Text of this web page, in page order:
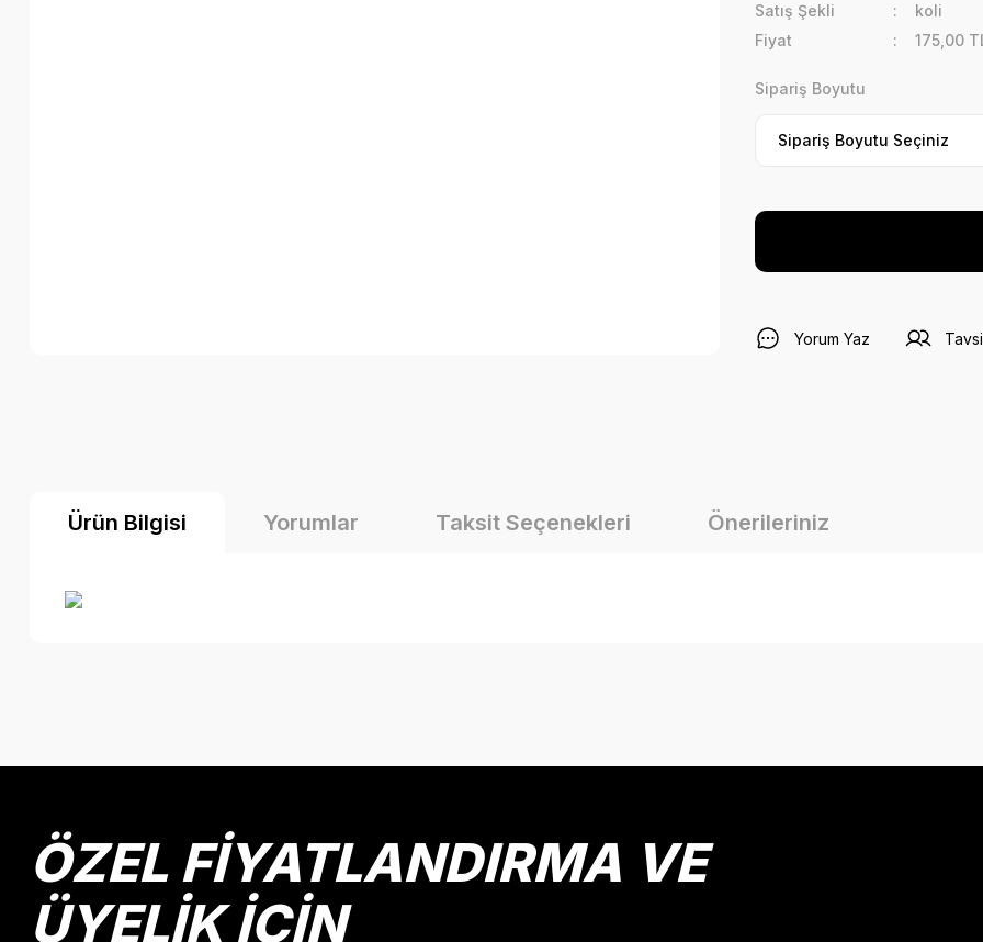
Satış Şekli
koli
Fiyat
175,00
Sipariş Boyutu
Yorum Yaz
Ürün Bilgisi Yorumlar Taksit Seçenekleri Önerileriniz
Ürün resmi kalitesiz, bozuk veya görüntülenemiyor.
Ürün fiyatı diğer sitelerden daha pahalı.
ÖZEL FİYATLANDIRMA VE
ÜYELİK İÇİN